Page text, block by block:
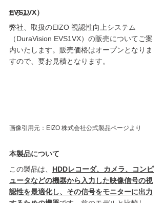
コラム
EVS1VX）
弊社、取扱のEIZO 視認性向上システム
（DuraVision EVS1VX）の販売についてご案
内いたします。販売価格はオープンとなりま
すので、要お見積となります。
画像引用元：EIZO 株式会社公式製品ページより
本製品について
この製品は、 HDDレコーダ、カメラ、コンピ
ュータなどの機器から入力した映像信号の視
認性を最適化し、その信号をモニターに出力